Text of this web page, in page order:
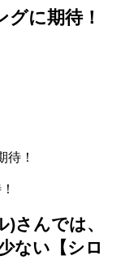
に期待！
！
さんでは、
ない【シロ